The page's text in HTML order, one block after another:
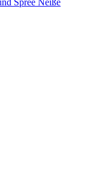
Spree Neiße